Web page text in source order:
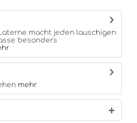
macht jeden lauschigen
besonders
mehr